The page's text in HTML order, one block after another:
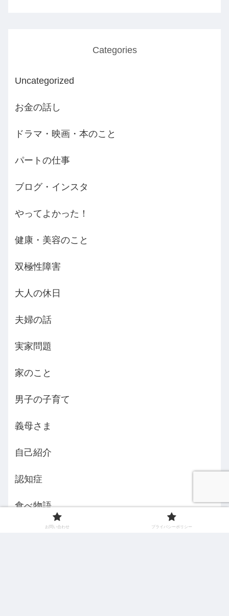
Categories
Uncategorized
お金の話し
ドラマ・映画・本のこと
パートの仕事
ブログ・インスタ
やってよかった！
健康・美容のこと
双極性障害
大人の休日
夫婦の話
実家問題
家のこと
男子の子育て
義母さま
自己紹介
認知症
食べ物語
お問い合わせ プライバシーポリシー